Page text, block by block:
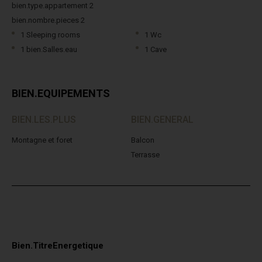
bien.type.appartement 2
bien.nombre.pieces 2
1 Sleeping rooms
1 Wc
1 bien.Salles.eau
1 Cave
BIEN.EQUIPEMENTS
Montagne et foret
Balcon
Terrasse
Bien.TitreEnergetique